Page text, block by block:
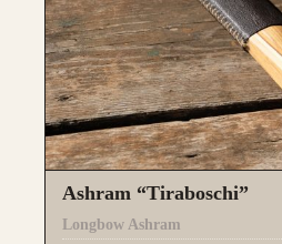
Ashram “Tiraboschi”
Longbow Ashram